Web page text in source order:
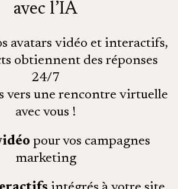
avec l’IA
avatars vidéo et interactifs,
obtiennent des réponses
24/7
vers une rencontre virtuelle
avec vous !
pour vos campagnes
marketing